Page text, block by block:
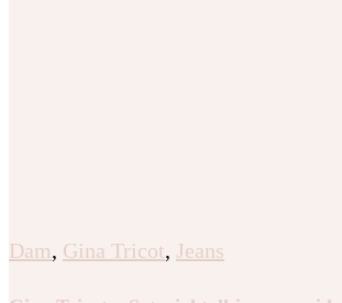
Dam, Gina Tricot, Jeans